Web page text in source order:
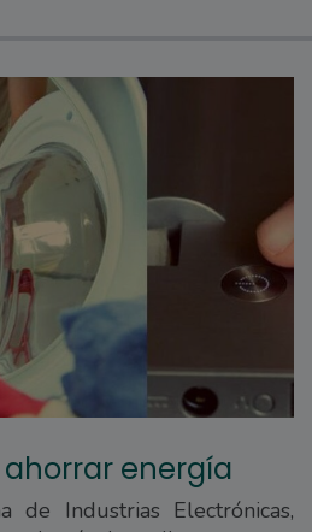
energía
de Industrias Electrónicas,